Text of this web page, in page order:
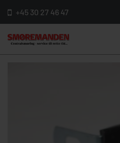
+45 30 27 46 47